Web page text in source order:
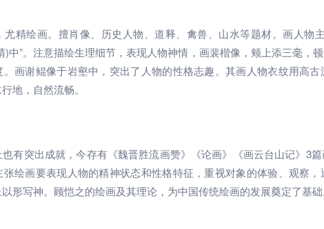
尤精绘画。擅肖像、历史人物、道释、禽兽、山水等题材。画人物
)中”。注意描绘生理细节，表现人物神情，画裴楷像，颊上添三毫，
画谢鲲像于岩壑中，突出了人物的性格志趣。其画人物衣纹用高
地，自然流畅。
有突出成就，今存有《魏晋胜流画赞》《论画》《画云台山记》3篇
绘画要表现人物的精神状态和性格特征，重视对象的体验、观察
形写神。顾恺之的绘画及其理论，为中国传统绘画的发展奠定了基础